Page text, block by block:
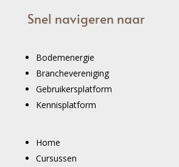
Snel navigeren naar
Bodemenergie
Branchevereniging
Gebruikersplatform
Kennisplatform
Home
Cursussen